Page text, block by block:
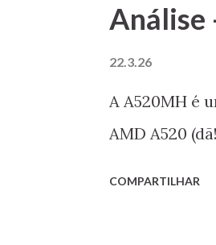
Análise
22.3.26
A A520MH é
AMD A520
COMPARTILHAR